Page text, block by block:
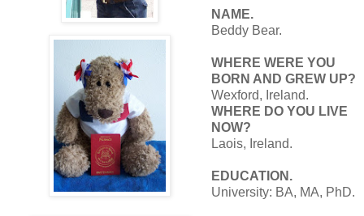
NAME.
Beddy Bear.
WHERE WERE YOU
BORN AND GREW UP?
Wexford, Ireland.
WHERE DO YOU LIVE
NOW?
Laois, Ireland.
EDUCATION.
University: BA, MA, PhD.